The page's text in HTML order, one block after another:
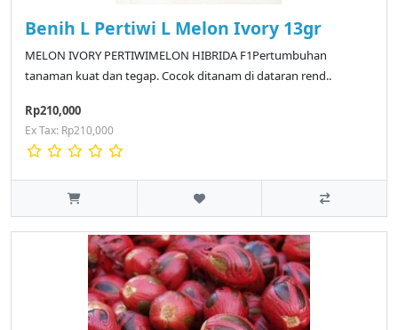
Benih L Pertiwi L Melon Ivory 13gr
MELON IVORY PERTIWIMELON HIBRIDA F1Pertumbuhan
tanaman kuat dan tegap. Cocok ditanam di dataran rend..
Rp210,000
Ex Tax: Rp210,000